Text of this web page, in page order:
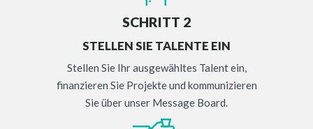
SCHRITT 2
STELLEN SIE TALENTE EIN
Stellen Sie Ihr ausgewähltes Talent ein,
finanzieren Sie Projekte und kommunizieren
Sie über unser Message Board.